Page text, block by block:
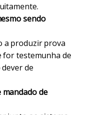
sendo
a produzir prova
for testemunha de
de
mandado de